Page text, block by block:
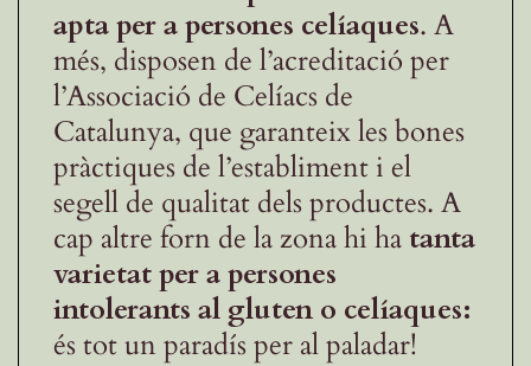
apta per a persones celíaques. A
més, disposen de l’acreditació per
l’Associació de Celíacs de
Catalunya, que garanteix les bones
pràctiques de l’establiment i el
segell de qualitat dels productes. A
cap altre forn de la zona hi ha tanta
varietat per a persones
intolerants al gluten o celíaques:
és tot un paradís per al paladar!